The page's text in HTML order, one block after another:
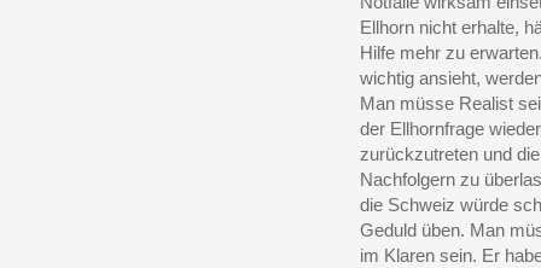
Ellhorn nicht erhalte,
Hilfe mehr zu
wichtig ansieht,
Man müsse Realist
der Ellhornfrage
zurückzutreten und
Nachfolgern zu
die Schweiz würde
Geduld üben. Man
im Klaren sein. Er